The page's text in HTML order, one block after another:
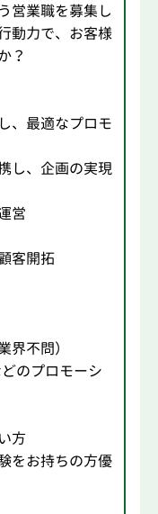
営業職を募集し
動力で、お客様
？
、最適なプロモ
し、企画の実現
営
客開拓
界不問）
のプロモーシ
方
をお持ちの方優